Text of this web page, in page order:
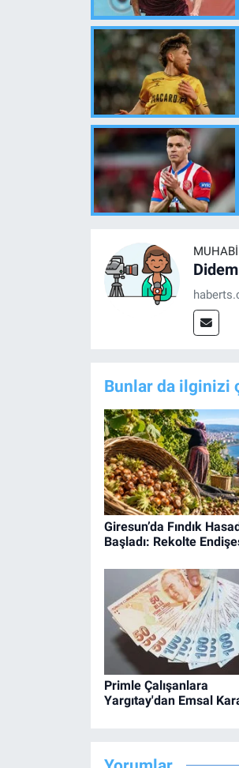
Didem
Bunlar da ilginizi
Giresun’da Fındık
Başladı: Rekolte
Primle Çalışanlara
Yargıtay'dan Emsal